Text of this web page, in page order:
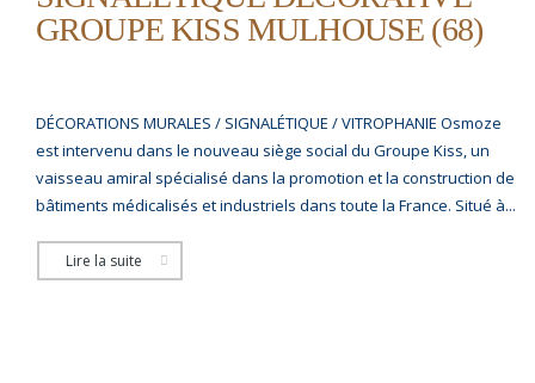
GROUPE KISS MULHOUSE (68)
DÉCORATIONS MURALES / SIGNALÉTIQUE / VITROPHANIE Osmoze
est intervenu dans le nouveau siège social du Groupe Kiss, un
vaisseau amiral spécialisé dans la promotion et la construction de
bâtiments médicalisés et industriels dans toute la France. Situé à...
Lire la suite